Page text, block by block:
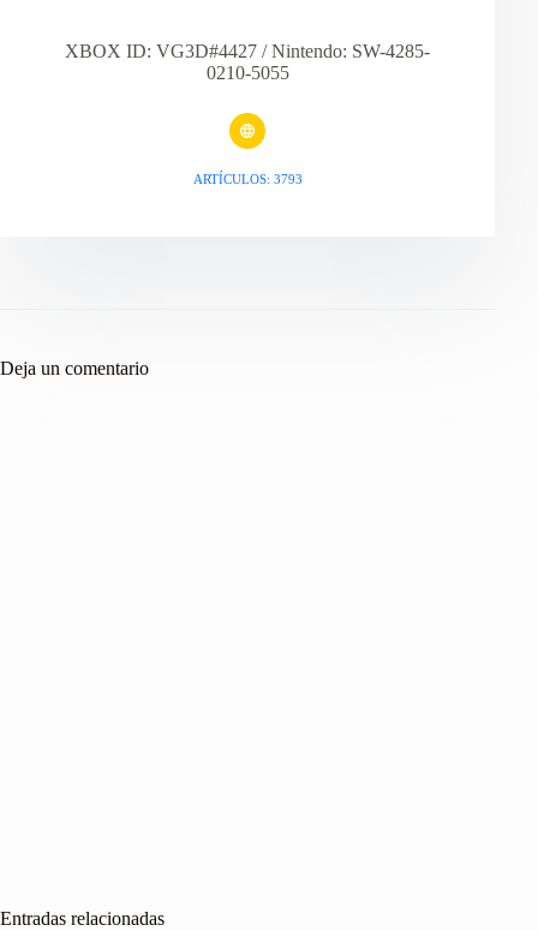
XBOX ID: VG3D#4427 / Nintendo: SW-4285-
0210-5055
ARTÍCULOS: 3793
Deja un comentario
Entradas relacionadas